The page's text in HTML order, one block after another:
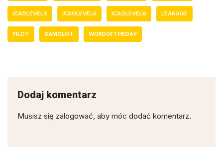
ICAOLEVEL4 ICAOLEVEL5 ICAOLEVEL6 LEAKAGE
PILOT SAMOLOT WORDOFTHEDAY
Dodaj komentarz
Musisz się zalogować , aby móc dodać komentarz.